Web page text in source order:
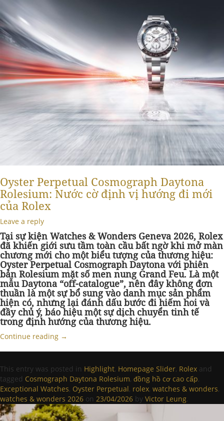
Oyster Perpetual Cosmograph Daytona
Rolesium: Nước cờ định vị hướng đi mới
của Rolex
Leave a reply
Tại sự kiện Watches & Wonders Geneva 2026, Rolex
đã khiến giới sưu tầm toàn cầu bất ngờ khi mở màn
chương mới cho một biểu tượng của thương hiệu:
Oyster Perpetual Cosmograph Daytona với phiên
bản Rolesium mặt số men nung Grand Feu. Là một
mẫu Daytona “off-catalogue”, nên đây không đơn
thuần là một sự bổ sung vào danh mục sản phẩm
hiện có, nhưng lại đánh dấu bước đi hiếm hoi và
đầy chủ ý, báo hiệu một sự dịch chuyển tinh tế
trong định hướng của thương hiệu.
Continue reading →
This entry was posted in Highlight, Homepage Slider, Rolex and
tagged Cosmograph Daytona Rolesium, đồng hồ cơ cao cấp,
Exceptional Watches, Oyster Perpetual, rolex, watches & wonders,
watches & wonders 2026 on 23/04/2026 by Victor Leung.